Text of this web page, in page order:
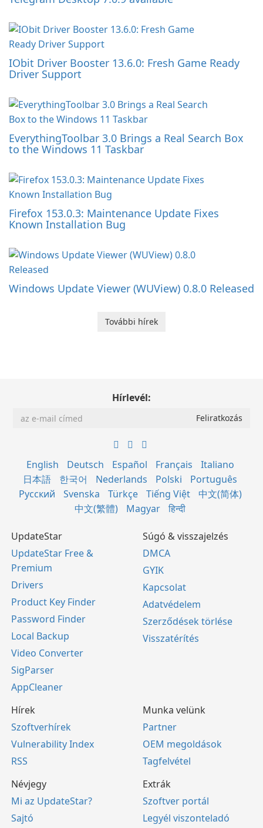
IObit Driver Booster 13.6.0: Fresh Game Ready
Driver Support
EverythingToolbar 3.0 Brings a Real Search Box
to the Windows 11 Taskbar
Firefox 153.0.3: Maintenance Update Fixes
Known Installation Bug
Windows Update Viewer (WUView) 0.8.0 Released
További hírek
Hírlevél:
English Deutsch Español Français
Italiano
日本語
한국어 Nederlands Polski
Português
Русский
Svenska Türkçe Tiếng Việt
中文(简体)
中文(繁體)
Magyar हिन्दी
UpdateStar
UpdateStar Free &
Premium
Drivers
Product Key Finder
Password Finder
Local Backup
Video Converter
SigParser
AppCleaner
Súgó & visszajelzés
DMCA
GYIK
Kapcsolat
Adatvédelem
Szerződések törlése
Visszatérítés
Hírek
Szoftverhírek
Vulnerability Index
RSS
Munka velünk
Partner
OEM megoldások
Tagfelvétel
Névjegy
Mi az UpdateStar?
Sajtó
Extrák
Szoftver portál
Legyél viszonteladó